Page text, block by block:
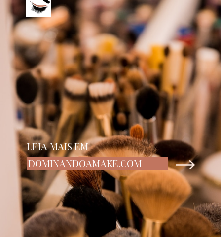
LEIA MAIS EM
DOMINANDOAMAKE.COM